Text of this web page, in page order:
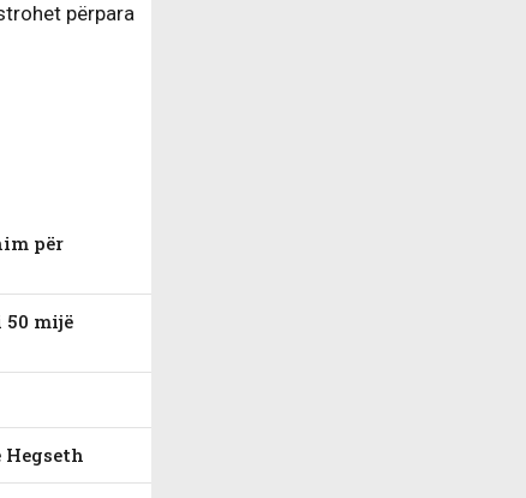
përpara
për
50 mijë
Hegseth